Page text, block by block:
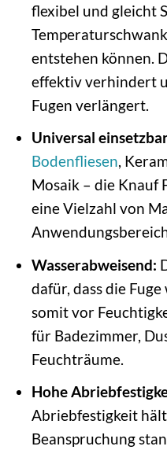
flexibel und gleicht
entstehen können.
effektiv verhindert
Fugen verlängert.
Universal
Bodenfliesen,
Mosaik – die Knauf
eine Vielzahl von
Wasserabweisend:
dafür, dass die
somit vor
für Badezimmer,
Feuchträume.
Hohe
Abriebfestigkeit
Beanspruchung